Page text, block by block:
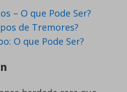
– O que Pode Ser?
de Tremores?
O que Pode Ser?